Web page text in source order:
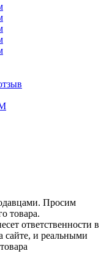
Просим
товара.
ответственности в
сайте, и реальными